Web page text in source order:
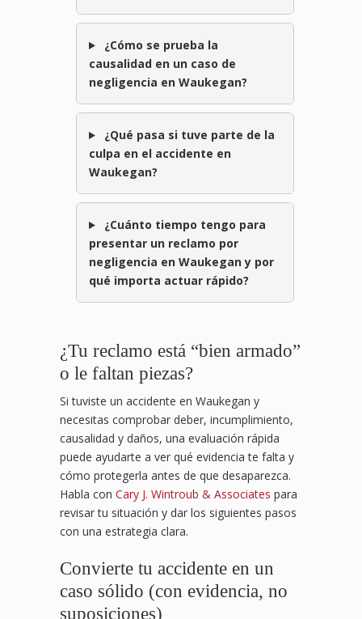
¿Cómo se prueba la
causalidad en un caso de
negligencia en Waukegan?
¿Qué pasa si tuve parte de la
culpa en el accidente en
Waukegan?
¿Cuánto tiempo tengo para
presentar un reclamo por
negligencia en Waukegan y por
qué importa actuar rápido?
¿Tu reclamo está “bien armado”
o le faltan piezas?
Si tuviste un accidente en Waukegan y
necesitas comprobar deber, incumplimiento,
causalidad y daños, una evaluación rápida
puede ayudarte a ver qué evidencia te falta y
cómo protegerla antes de que desaparezca.
Habla con Cary J. Wintroub & Associates para
revisar tu situación y dar los siguientes pasos
con una estrategia clara.
Convierte tu accidente en un
caso sólido (con evidencia, no
suposiciones)